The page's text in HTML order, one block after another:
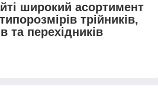
широкий асортимент
трійників,
та перехідників